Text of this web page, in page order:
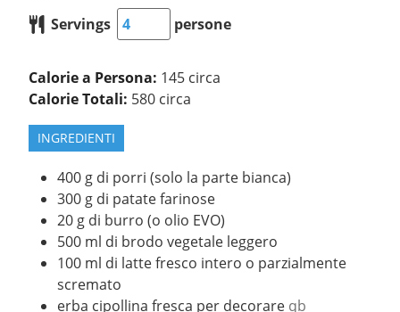
Servings
persone
Calorie a Persona: 145 circa
Calorie Totali: 580 circa
INGREDIENTI
400 g di porri (solo la parte bianca)
300 g di patate farinose
20 g di burro (o olio EVO)
500 ml di brodo vegetale leggero
100 ml di latte fresco intero o parzialmente
scremato
erba cipollina fresca per decorare qb